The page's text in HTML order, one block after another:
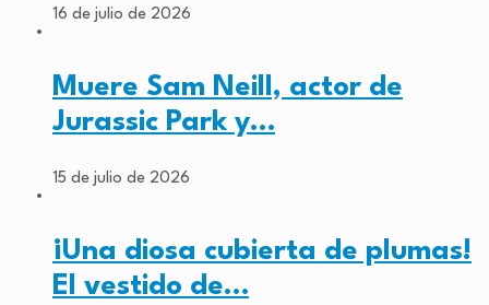
16 de julio de 2026
Muere Sam Neill, actor de
Jurassic Park y…
15 de julio de 2026
¡Una diosa cubierta de plumas!
El vestido de…